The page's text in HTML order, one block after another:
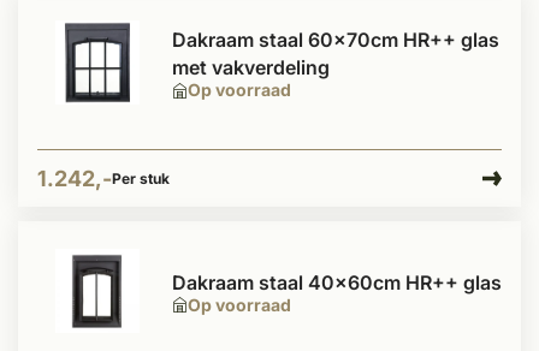
Op voorraad
Dakraam staal 60x70cm HR++ glas
met vakverdeling
1.242,-Per stuk
Op voorraad
Dakraam staal 40x60cm HR++ glas